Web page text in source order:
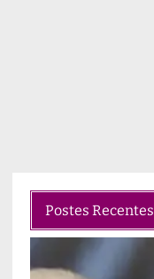
Postes Recentes